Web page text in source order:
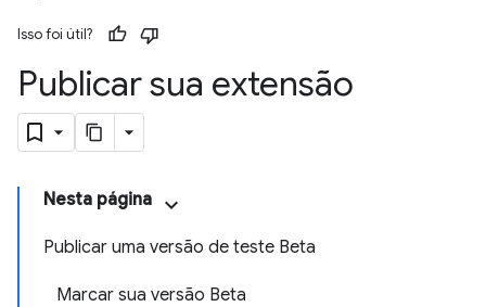
Isso foi útil?
Publicar sua extensão
Nesta página
Publicar uma versão de teste Beta
Marcar sua versão Beta